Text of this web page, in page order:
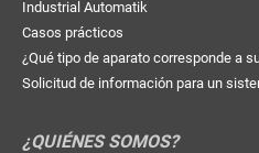
Industrial Automatik
Casos prácticos
¿Qué tipo de aparato corresponde a
Solicitud de información para un
¿QUIÉNES SOMOS?